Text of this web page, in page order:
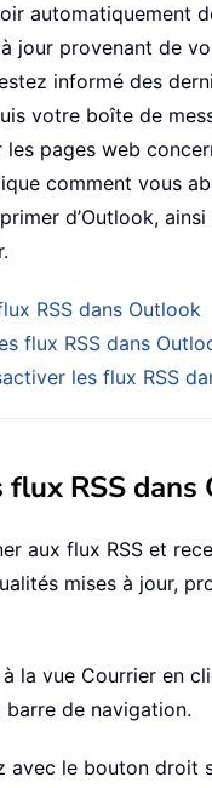
automatiquement
jour provenant de
informé des
votre boîte de
pages web
comment vous
d’Outlook,
RSS dans Outlook
flux RSS dans
les flux RSS
RSS dans
aux flux RSS et
mises à jour,
à la vue Courrier en
barre de navigation.
avec le bouton droit